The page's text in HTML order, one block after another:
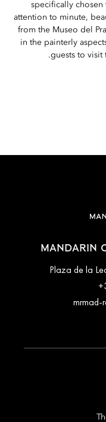
specifically chosen
attention to minute,
from the Museo del
in the painterly
guests to visit
MANDARIN
Plaza de la
mrmad-